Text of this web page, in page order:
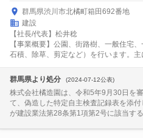
群馬県渋川市北橘町箱田692番地
建設
【社長/代表】松井稔
【事業概要】公園、街路樹、一般住宅
石積、除草、剪定など）を行います。主
群馬県より処分 (2024-07-12公表)
株式会社橘造園は、令和5年9月30日を
て、偽造した特定自主検査記録表を添
が建設業法第28条第1項第2号に該当する